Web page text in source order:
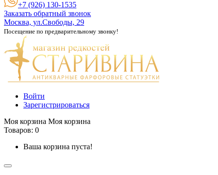
+7 (926) 130-1535
Заказать обратный звонок
Москва, ул.Свободы, 29
Посещение по предварительному звонку!
Войти
Зарегистрироваться
Моя корзина Моя корзина
Товаров: 0
Ваша корзина пуста!